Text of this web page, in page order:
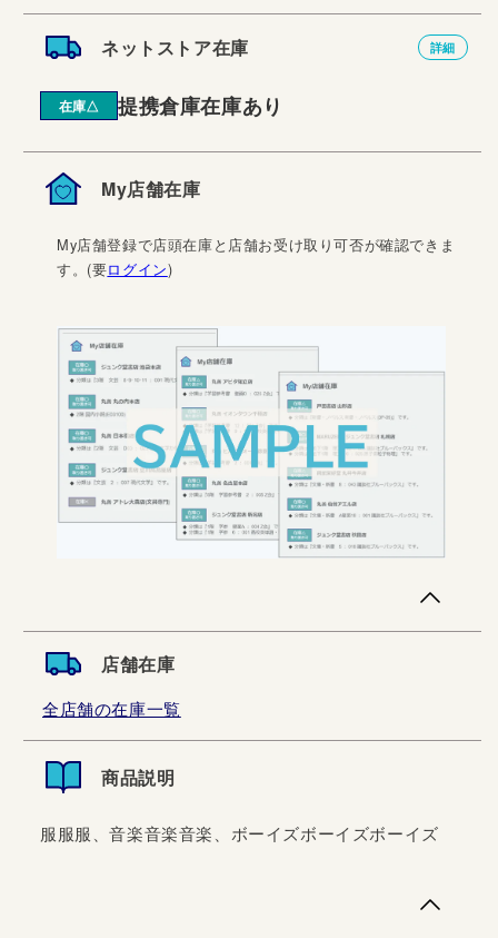
ネットストア在庫 詳細
在庫△ 提携倉庫在庫あり
My店舗在庫
My店舗登録で店頭在庫と店舗お受け取り可否が確認できま
す。(要ログイン)
店舗在庫
全店舗の在庫一覧
商品説明
服服服、音楽音楽音楽、ボーイズボーイズボーイズ